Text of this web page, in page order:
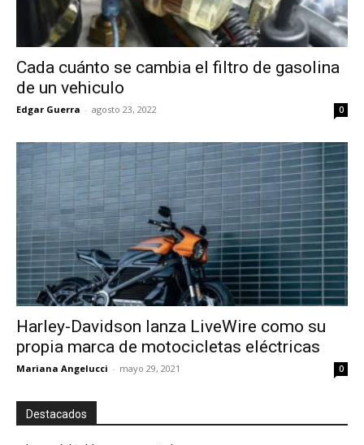
Cada cuánto se cambia el filtro de gasolina
de un vehiculo
Edgar Guerra - agosto 23, 2022 0
Harley-Davidson lanza LiveWire como su
propia marca de motocicletas eléctricas
Mariana Angelucci - mayo 29, 2021 0
Destacados